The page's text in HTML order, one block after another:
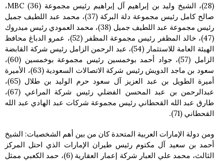
(28)، الشيخ وليد بن إبراهيم آل إبراهيم رئيس مجموعة MBC (36)،
صالح كامل رئيس مجموعة دلة البركة (37)، محمد عبد اللطيف جميل
رئيس مجموعة عبد اللطيف جميل (38)، محمد العمودي رئيس ميدروك
(47)، خالد المظفر رئيس مجموعة المظفر (52)، عمرو الدباغ محافظ
الهيئة العامة للاستثمار (54)، عبد الرحمن الزامل رئيس شركة القابضة
الزامل (57)، جواد أحمد بوخمسين رئيس مجموعة بوخمسين (60)،
سعود بن ماجد الدويش رئيس شركة الاتصالات السعودية (63)، الأميرة
أميرة الطويل بن عبد العزيز آل سعود حرم الوليد بن طلال (65)،
عبدالرحمن بن عبد المحسن الفضلي رئيس شركة المراعي (67)،
طارق عبد الله القحطاني رئيس مجموعة شركات عبد الهادي عبد الله
القحطاني (71).
ومن دولة الإمارات العربية المتحدة كان من بين أهم الشخصيات: الشيخ
أحمد بن سعيد آل مكتوم رئيس طيران الإمارات الذي احتل المركز
الثالث، محمد علي العبار شركة إعمار العقارية (6)، حمد الكعبي ممثل